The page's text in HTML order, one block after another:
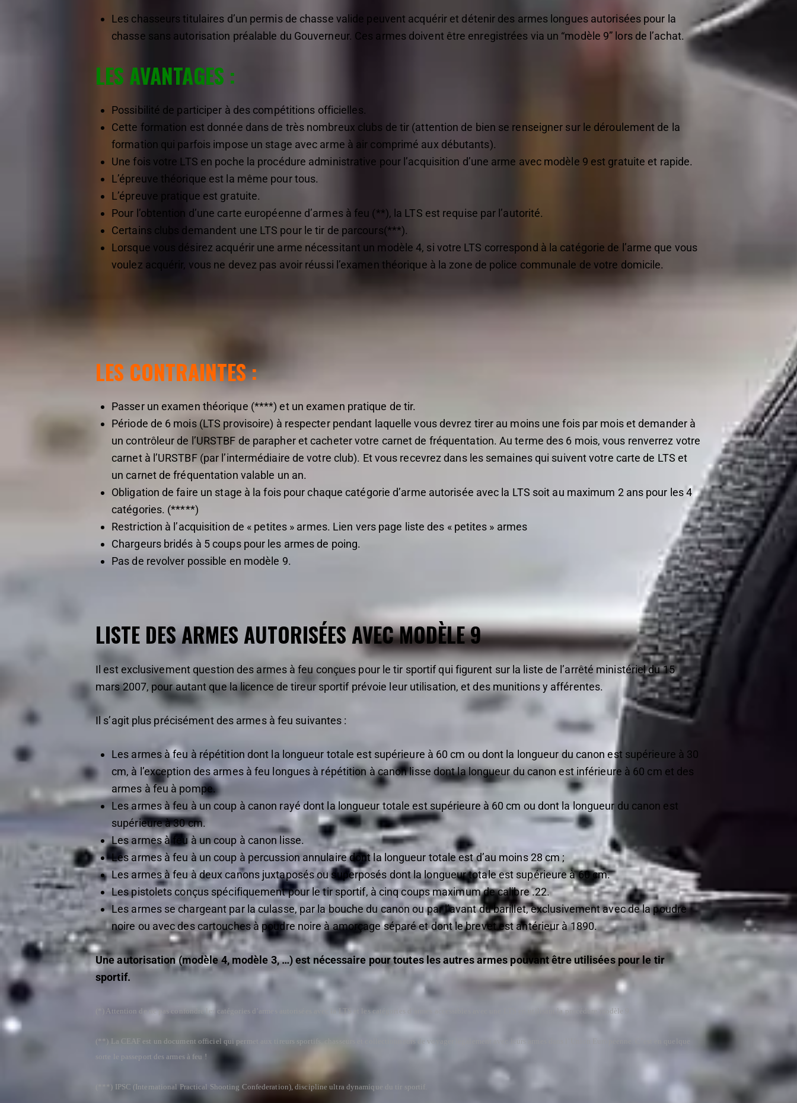
Les chasseurs titulaires d’un permis de chasse valide peuvent acquérir et détenir des armes longues autorisées pour la
chasse sans autorisation préalable du Gouverneur. Ces armes doivent être enregistrées via un “modèle 9” lors de l’achat.
LES AVANTAGES :
Possibilité de participer à des compétitions officielles.
Cette formation est donnée dans de très nombreux clubs de tir (attention de bien se renseigner sur le déroulement de la
formation qui parfois impose un stage avec arme à air comprimé aux débutants).
Une fois votre LTS en poche la procédure administrative pour l’acquisition d’une arme avec modèle 9 est gratuite et rapide.
L’épreuve théorique est la même pour tous.
L’épreuve pratique est gratuite.
Pour l’obtention d’une carte européenne d’armes à feu (**), la LTS est requise par l’autorité.
Certains clubs demandent une LTS pour le tir de parcours(***).
Lorsque vous désirez acquérir une arme nécessitant un modèle 4, si votre LTS correspond à la catégorie de l’arme que vous
voulez acquérir, vous ne devez pas avoir réussi l’examen théorique à la zone de police communale de votre domicile.
LES CONTRAINTES :
Passer un examen théorique (****) et un examen pratique de tir.
Période de 6 mois (LTS provisoire) à respecter pendant laquelle vous devrez tirer au moins une fois par mois et demander à
un contrôleur de l’URSTBF de parapher et cacheter votre carnet de fréquentation. Au terme des 6 mois, vous renverrez votre
carnet à l’URSTBF (par l’intermédiaire de votre club). Et vous recevrez dans les semaines qui suivent votre carte de LTS et
un carnet de fréquentation valable un an.
Obligation de faire un stage à la fois pour chaque catégorie d’arme autorisée avec la LTS soit au maximum 2 ans pour les 4
catégories. (*****)
Restriction à l’acquisition de « petites » armes. Lien vers page liste des « petites » armes
Chargeurs bridés à 5 coups pour les armes de poing.
Pas de revolver possible en modèle 9.
LISTE DES ARMES AUTORISÉES AVEC MODÈLE 9
Il est exclusivement question des armes à feu conçues pour le tir sportif qui figurent sur la liste de l’arrêté ministériel du 15
mars 2007, pour autant que la licence de tireur sportif prévoie leur utilisation, et des munitions y afférentes.
Il s’agit plus précisément des armes à feu suivantes :
Les armes à feu à répétition dont la longueur totale est supérieure à 60 cm ou dont la longueur du canon est supérieure à 30
cm, à l’exception des armes à feu longues à répétition à canon lisse dont la longueur du canon est inférieure à 60 cm et des
armes à feu à pompe.
Les armes à feu à un coup à canon rayé dont la longueur totale est supérieure à 60 cm ou dont la longueur du canon est
supérieure à 30 cm.
Les armes à feu à un coup à canon lisse.
Les armes à feu à un coup à percussion annulaire dont la longueur totale est d’au moins 28 cm ;
Les armes à feu à deux canons juxtaposés ou superposés dont la longueur totale est supérieure à 60 cm.
Les pistolets conçus spécifiquement pour le tir sportif, à cinq coups maximum de calibre .22.
Les armes se chargeant par la culasse, par la bouche du canon ou par l’avant du barillet, exclusivement avec de la poudre
noire ou avec des cartouches à poudre noire à amorçage séparé et dont le brevet est antérieur à 1890.
Une autorisation (modèle 4, modèle 3, …) est nécessaire pour toutes les autres armes pouvant être utilisées pour le tir
sportif.
(*) Attention de ne pas confondre les catégories d’armes autorisées avec la LTS et les catégories d’armes accessibles avec une LTS en utilisant la procédure modèle 9.
(**) La CEAF est un document officiel qui permet aux tireurs sportifs, chasseurs et collectionneurs de voyager légalement avec leurs armes dans l’Union Européenne. C’est en quelque
sorte le passeport des armes à feu !
(***) IPSC (International Practical Shooting Confederation), discipline ultra dynamique du tir sportif.